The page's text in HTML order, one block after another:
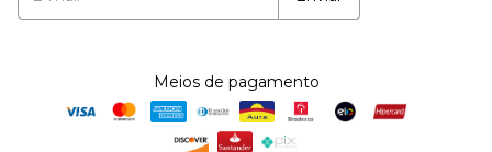
Meios de pagamento